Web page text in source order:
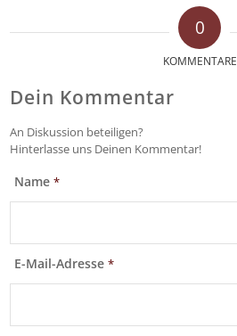
0
KOMMENTARE
Dein Kommentar
An Diskussion beteiligen?
Hinterlasse uns Deinen Kommentar!
Name*
E-Mail-Adresse*